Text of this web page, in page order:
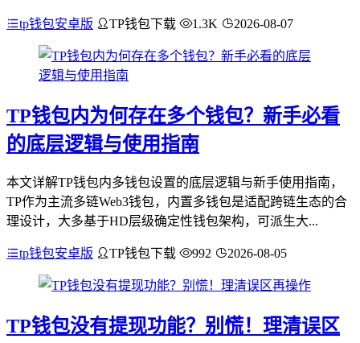
tp钱包安卓版 TP钱包下载 1.3K 2026-08-07
TP钱包内为何存在多个钱包？新手必看
的底层逻辑与使用指南
本文详解TP钱包内多钱包设置的底层逻辑与新手使用指南，
TP作为主流多链Web3钱包，内置多钱包是适配跨链生态的合
理设计，大多基于HD层级确定性钱包架构，可派生大...
tp钱包安卓版 TP钱包下载 992 2026-08-05
TP钱包没有提现功能？别慌！理清误区